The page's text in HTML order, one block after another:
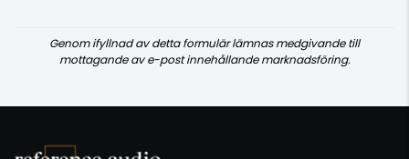
Genom ifyllnad av detta formulär lämnas medgivande till
mottagande av e-post innehållande marknadsföring.